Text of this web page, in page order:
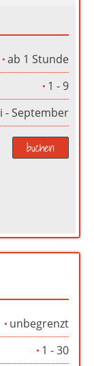
ab 1 Stunde
1 - 9
- September
buchen
unbegrenzt
1 - 30